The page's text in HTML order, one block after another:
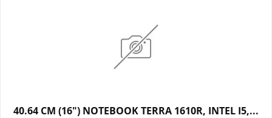
40.64 CM (16") NOTEBOOK TERRA 1610R, INTEL I5,...